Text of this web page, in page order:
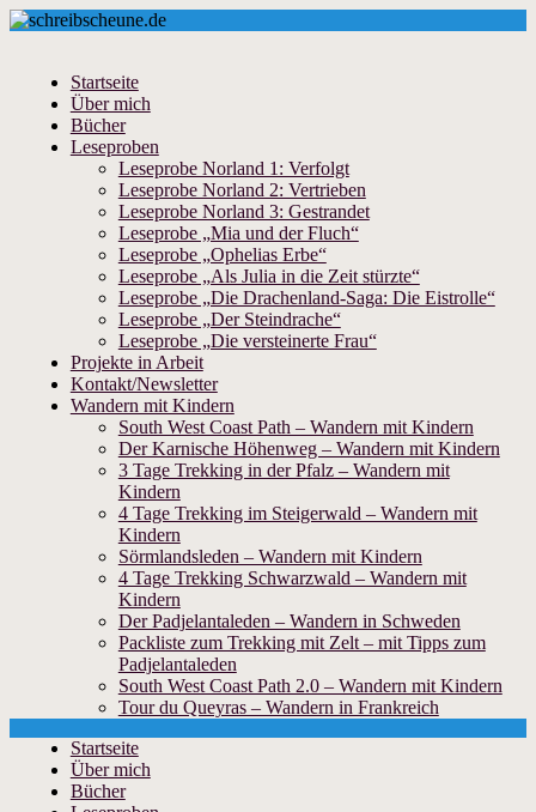
Startseite
Über mich
Bücher
Leseproben
Leseprobe Norland 1: Verfolgt
Leseprobe Norland 2: Vertrieben
Leseprobe Norland 3: Gestrandet
Leseprobe „Mia und der Fluch“
Leseprobe „Ophelias Erbe“
Leseprobe „Als Julia in die Zeit stürzte“
Leseprobe „Die Drachenland-Saga: Die Eistrolle“
Leseprobe „Der Steindrache“
Leseprobe „Die versteinerte Frau“
Projekte in Arbeit
Kontakt/Newsletter
Wandern mit Kindern
South West Coast Path – Wandern mit Kindern
Der Karnische Höhenweg – Wandern mit Kindern
3 Tage Trekking in der Pfalz – Wandern mit
Kindern
4 Tage Trekking im Steigerwald – Wandern mit
Kindern
Sörmlandsleden – Wandern mit Kindern
4 Tage Trekking Schwarzwald – Wandern mit
Kindern
Der Padjelantaleden – Wandern in Schweden
Packliste zum Trekking mit Zelt – mit Tipps zum
Padjelantaleden
South West Coast Path 2.0 – Wandern mit Kindern
Tour du Queyras – Wandern in Frankreich
Skip
content
Startseite
Über mich
Bücher